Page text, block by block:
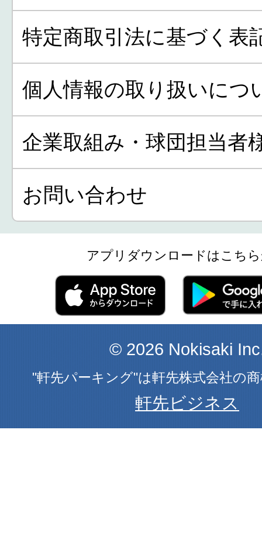
特定商取引法に基づく表
個人情報の取り扱いにつ
企業取組み・球団担当者
お問い合わせ
アプリダウンロードはこち
© 2026 Nokisaki
"軒先パーキング"は軒先株式会社の
軒先ビジネス